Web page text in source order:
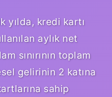
yılda, kredi kartı
aylık net
sınırının toplam
gelirinin 2 katına
sahip